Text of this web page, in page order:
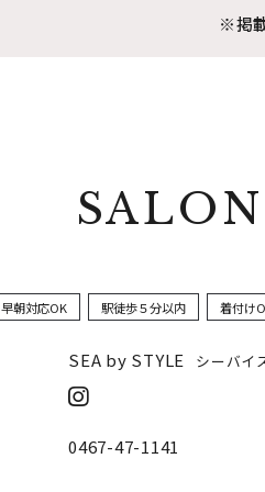
※掲
早朝対応OK 駅徒歩５分以内 着付け
SEA by STYLE シーバイ
0467-47-1141